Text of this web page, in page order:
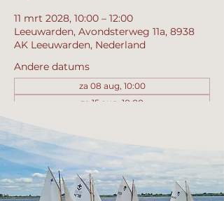
11 mrt 2028, 10:00 – 12:00
Leeuwarden, Avondsterweg 11a, 8938
AK Leeuwarden, Nederland
Andere datums
za 08 aug, 10:00
za 15 aug, 10:00
Bekijk alle 358 datums
Meld mij aan!